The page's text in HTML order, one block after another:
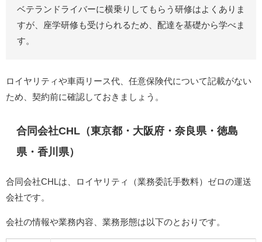
ベテランドライバーに横乗りしてもらう研修はよくありま
すが、座学研修も受けられるため、配達を基礎から学べま
す。
ロイヤリティや車両リース代、任意保険代について記載がない
ため、契約前に確認しておきましょう。
合同会社CHL（東京都・大阪府・奈良県・徳島
県・香川県）
合同会社CHLは、ロイヤリティ（業務委託手数料）ゼロの運送
会社です。
会社の情報や業務内容、業務形態は以下のとおりです。